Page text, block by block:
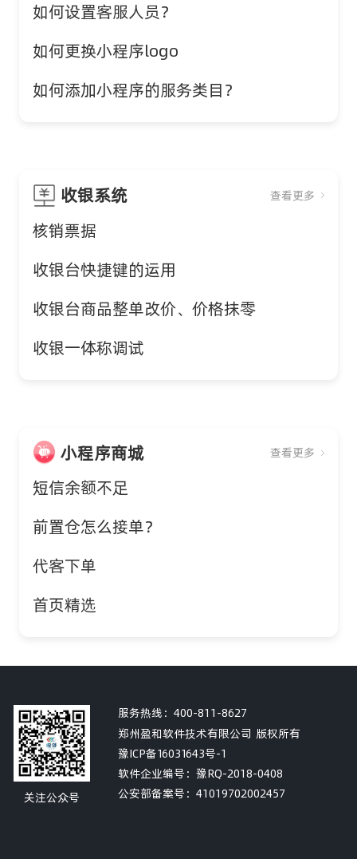
如何设置客服人员？
如何更换小程序logo
如何添加小程序的服务类目？
收银系统 查看更多
核销票据
收银台快捷键的运用
收银台商品整单改价、价格抹零
收银一体称调试
小程序商城 查看更多
短信余额不足
前置仓怎么接单？
代客下单
首页精选
关注公众号
服务热线： 400-811-8627
郑州盈和软件技术有限公司 版权所有
豫ICP备16031643号-1
软件企业编号：豫RQ-2018-0408
公安部备案号： 41019702002457